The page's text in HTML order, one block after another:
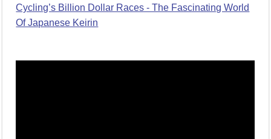
Cycling’s Billion Dollar Races - The Fascinating World
Of Japanese Keirin